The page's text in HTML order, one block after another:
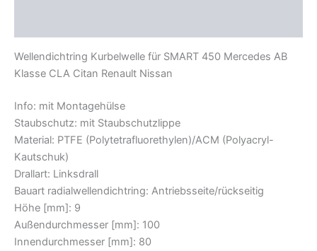
Wellendichtring Kurbelwelle für SMART 450 Mercedes AB
Klasse CLA Citan Renault Nissan
Info: mit Montagehülse
Staubschutz: mit Staubschutzlippe
Material: PTFE (Polytetrafluorethylen)/ACM (Polyacryl-
Kautschuk)
Drallart: Linksdrall
Bauart radialwellendichtring: Antriebsseite/rückseitig
Höhe [mm]: 9
Außendurchmesser [mm]: 100
Innendurchmesser [mm]: 80